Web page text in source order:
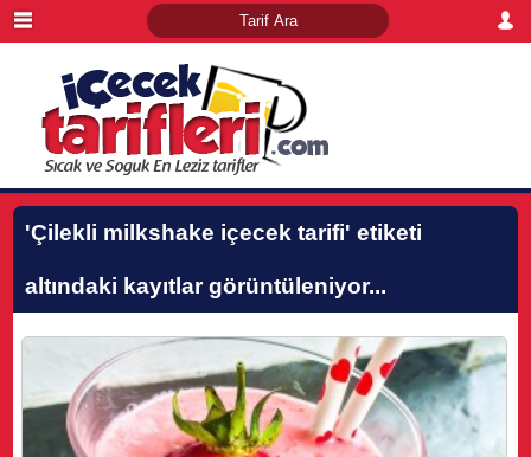
'Çilekli milkshake içecek tarifi' etiketi
altındaki kayıtlar görüntüleniyor...